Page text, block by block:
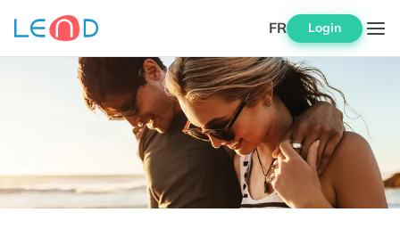
FR Login